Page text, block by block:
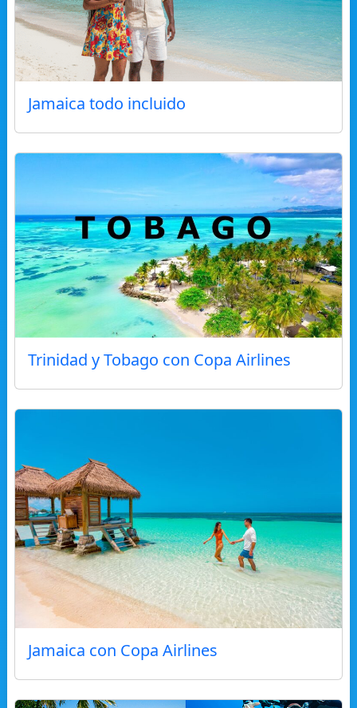
Jamaica todo incluido
Trinidad y Tobago con Copa Airlines
Jamaica con Copa Airlines